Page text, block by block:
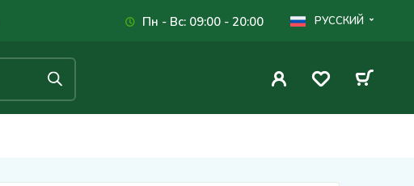
Пн - Вс: 09:00 - 20:00 РУССКИЙ